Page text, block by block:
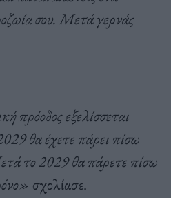
σου. Μετά γερνάς
πρόοδος εξελίσσεται
θα έχετε πάρει πίσω
το 2029 θα πάρετε πίσω
σχολίασε.